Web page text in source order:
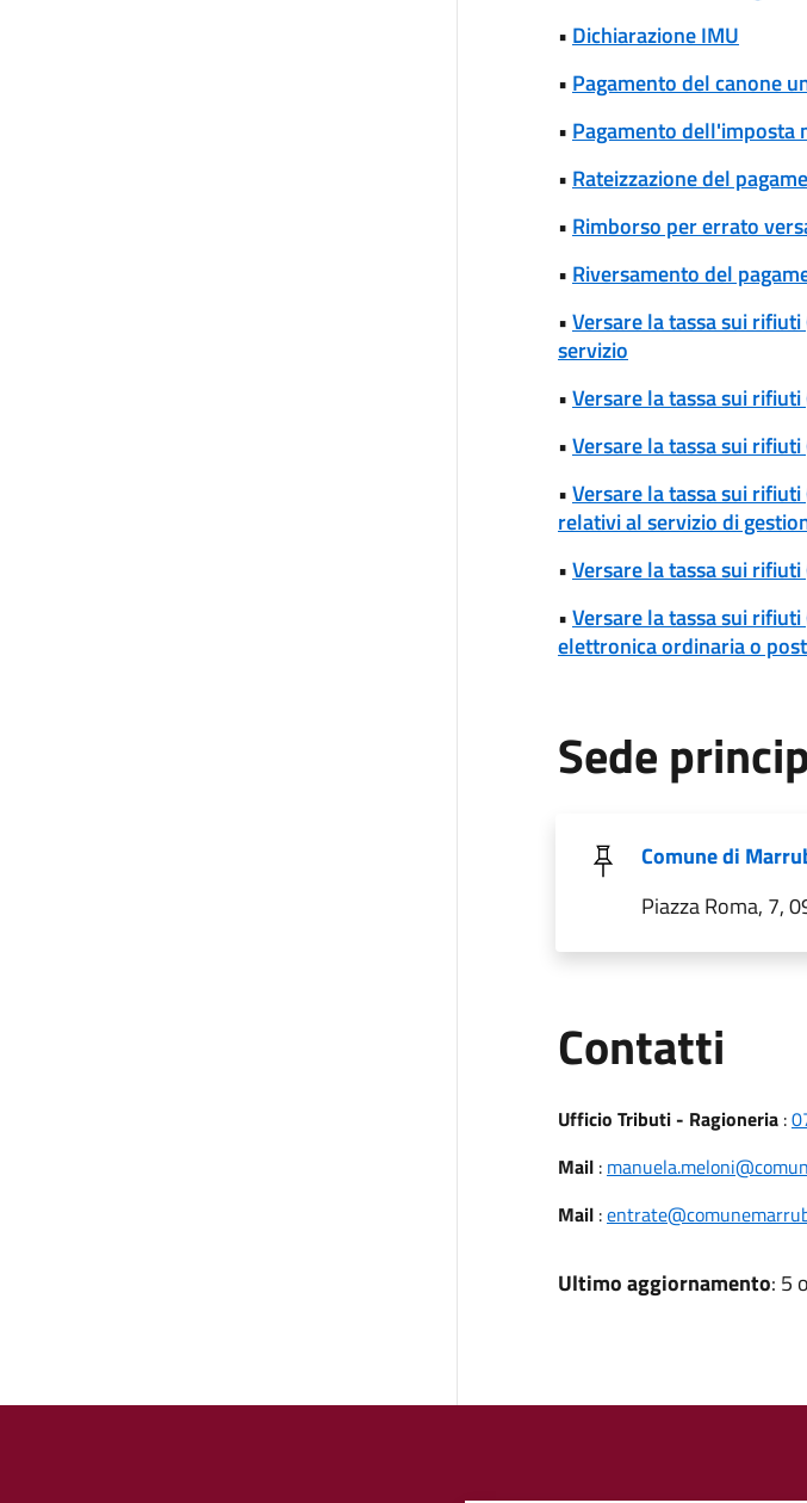
• Dichiarazione IMU
• Pagamento del canone
• Pagamento dell'imposta
• Rateizzazione del
• Rimborso per errato
• Riversamento del
•Versare la tassa sui
servizio
•Versare la tassa sui
•Versare la tassa sui
•Versare la tassa sui
relativi al servizio di
•Versare la tassa sui
•Versare la tassa sui
elettronica ordinaria o
Sede
Comune di
Piazza Roma, 7,
Contatti
Ufficio Tributi - Ragioneria:
Mail:
Mail:
Ultimo aggiornamento: 5